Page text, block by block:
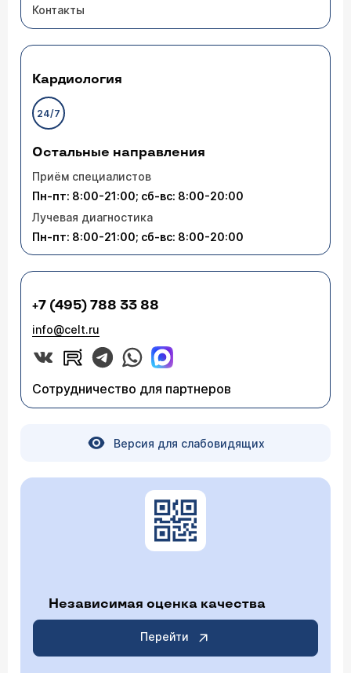
Контакты
Кардиология
24/7
Остальные направления
Приём специалистов
Пн-пт: 8:00-21:00; сб-вс: 8:00-20:00
Лучевая диагностика
Пн-пт: 8:00-21:00; сб-вс: 8:00-20:00
+7 (495) 788 33 88
info@celt.ru
Сотрудничество для партнеров
Версия для слабовидящих
Независимая оценка качества
Перейти